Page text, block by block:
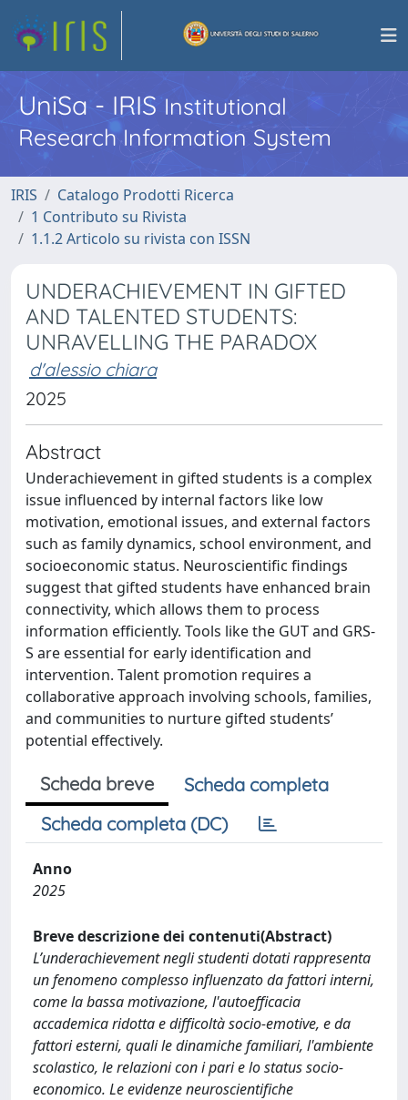
UniSa - IRISInstitutional
Research Information System
IRIS
Catalogo Prodotti Ricerca
1 Contributo su Rivista
1.1.2 Articolo su rivista con ISSN
UNDERACHIEVEMENT IN GIFTED
AND TALENTED STUDENTS:
UNRAVELLING THE PARADOX
d'alessio chiara
2025
Abstract
Underachievement in gifted students is a complex
issue influenced by internal factors like low
motivation, emotional issues, and external factors
such as family dynamics, school environment, and
socioeconomic status. Neuroscientific findings
suggest that gifted students have enhanced brain
connectivity, which allows them to process
information efficiently. Tools like the GUT and GRS-
S are essential for early identification and
intervention. Talent promotion requires a
collaborative approach involving schools, families,
and communities to nurture gifted students’
potential effectively.
Scheda breve
Scheda completa
Scheda completa (DC)
Anno
2025
Breve descrizione dei contenuti(Abstract)
L’underachievement negli studenti dotati rappresenta
un fenomeno complesso influenzato da fattori interni,
come la bassa motivazione, l'autoefficacia
accademica ridotta e difficoltà socio-emotive, e da
fattori esterni, quali le dinamiche familiari, l'ambiente
scolastico, le relazioni con i pari e lo status socio-
economico. Le evidenze neuroscientifiche